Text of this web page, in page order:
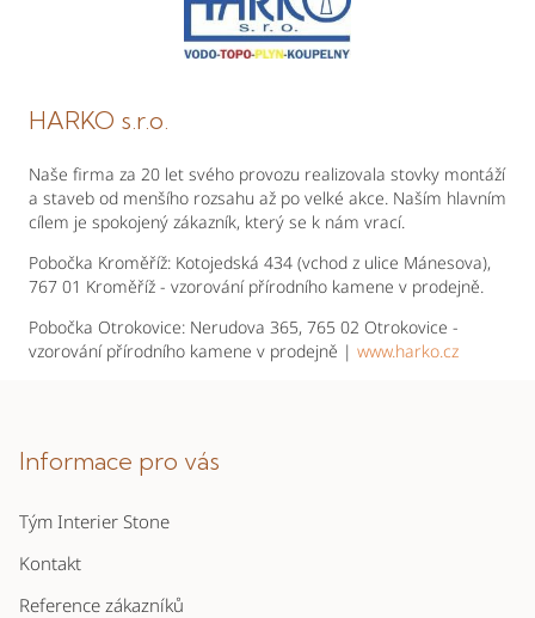
HARKO s.r.o.
Naše firma za 20 let svého provozu realizovala stovky montáží
a staveb od menšího rozsahu až po velké akce. Naším hlavním
cílem je spokojený zákazník, který se k nám vrací.
Pobočka Kroměříž: Kotojedská 434 (vchod z ulice Mánesova),
767 01 Kroměříž - vzorování přírodního kamene v prodejně.
Pobočka Otrokovice: Nerudova 365, 765 02 Otrokovice -
vzorování přírodního kamene v prodejně | www.harko.cz
Informace pro vás
Tým Interier Stone
Kontakt
Reference zákazníků